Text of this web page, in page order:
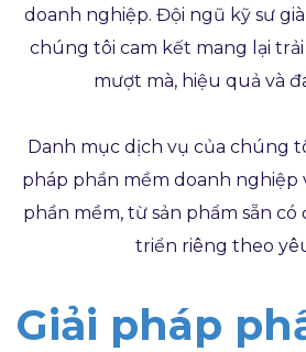
doanh nghiệp. Đội ngũ kỹ sư
chúng tôi cam kết mang lại
mượt mà, hiệu quả và
Danh mục dịch vụ của chúng
pháp phần mềm doanh nghiệp
phần mềm, từ sản phẩm sẵn
triển riêng theo
Giải pháp